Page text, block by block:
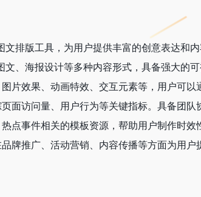
排版工具，为用户提供丰富的创意表达和
、海报设计等多种内容形式，具备强大的可
片效果、动画特效、交互元素等，用户可以
面访问量、用户行为等关键指标。具备团队
点事件相关的模板资源，帮助用户制作时效
牌推广、活动营销、内容传播等方面为用户